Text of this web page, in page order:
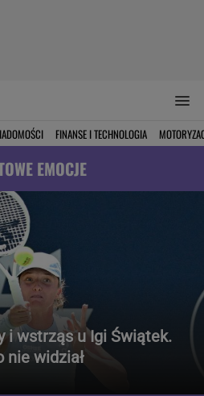
FINANSE I TECHNOLOGIA
EMOCJE
i wstrząs u Igi Świątek.
nie widział